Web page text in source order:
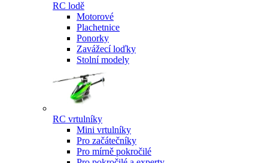
RC lodě
Motorové
Plachetnice
Ponorky
Zavážecí loďky
Stolní modely
RC vrtulníky
Mini vrtulníky
Pro začátečníky
Pro mírně pokročilé